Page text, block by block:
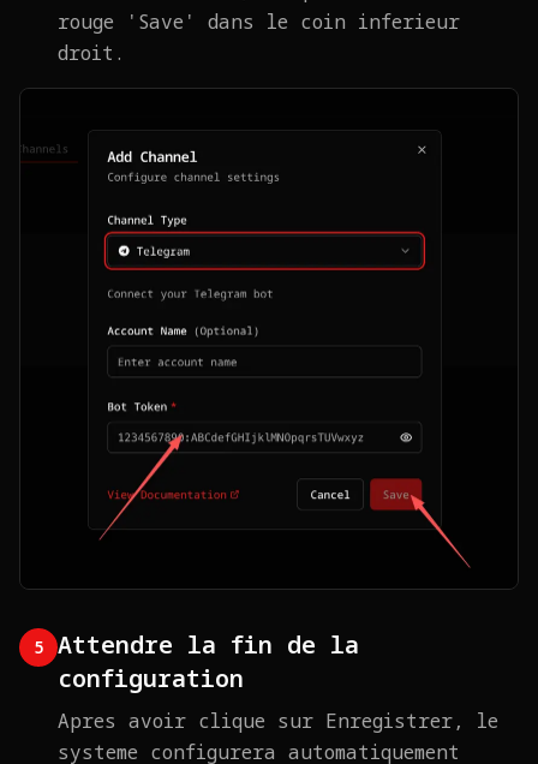
rouge 'Save' dans le coin inferieur
droit.
5
Attendre la fin de la
configuration
Apres avoir clique sur Enregistrer, le
systeme configurera automatiquement